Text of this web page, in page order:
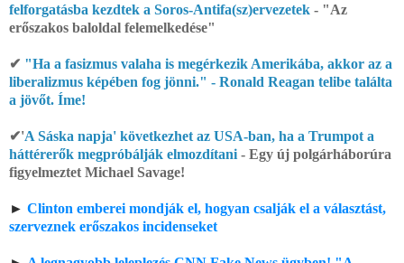
felforgatásba kezdtek a Soros-Antifa(sz)ervezetek - "Az
erőszakos baloldal felemelkedése"
✔ "Ha a fasizmus valaha is megérkezik Amerikába, akkor az a
liberalizmus képében fog jönni." - Ronald Reagan telibe találta
a jövőt. Íme!
✔'A Sáska napja' következhet az USA-ban, ha a Trumpot a
háttérerők megpróbálják elmozdítani - Egy új polgárháborúra
figyelmeztet Michael Savage!
► Clinton emberei mondják el, hogyan csalják el a választást,
szerveznek erőszakos incidenseket